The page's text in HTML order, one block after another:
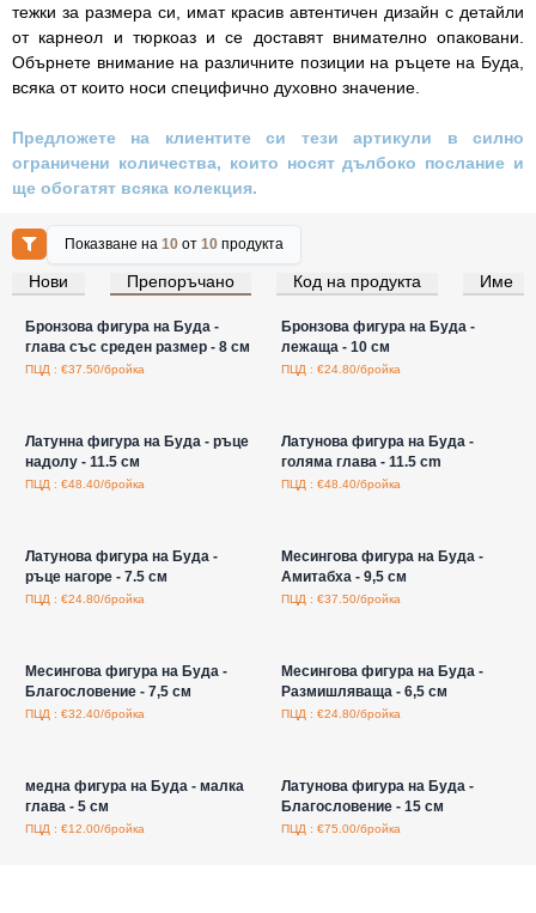
тежки за размера си, имат красив автентичен дизайн с детайли
от карнеол и тюркоаз и се доставят внимателно опаковани.
Обърнете внимание на различните позиции на ръцете на Буда,
всяка от които носи специфично духовно значение.
Предложете на клиентите си тези артикули в силно
ограничени количества, които носят дълбоко послание и
ще обогатят всяка колекция.
Показване на10 от10 продукта
Нови Препоръчано Код на продукта Име
Влезте за цени на едро
Бронзова фигура на Буда -
глава със среден размер - 8 см
ПЦД : €37.50/бройка
Влезте за цени на едро
Бронзова фигура на Буда -
лежаща - 10 см
ПЦД : €24.80/бройка
Латунна фигура на Буда - ръце
надолу - 11.5 см
ПЦД : €48.40/бройка
Латунова фигура на Буда -
голяма глава - 11.5 cm
ПЦД : €48.40/бройка
Латунова фигура на Буда -
ръце нагоре - 7.5 см
ПЦД : €24.80/бройка
Месингова фигура на Буда -
Амитабха - 9,5 см
ПЦД : €37.50/бройка
Месингова фигура на Буда -
Благословение - 7,5 см
ПЦД : €32.40/бройка
Месингова фигура на Буда -
Размишляваща - 6,5 см
ПЦД : €24.80/бройка
медна фигура на Буда - малка
глава - 5 см
ПЦД : €12.00/бройка
Латунова фигура на Буда -
Благословение - 15 см
ПЦД : €75.00/бройка